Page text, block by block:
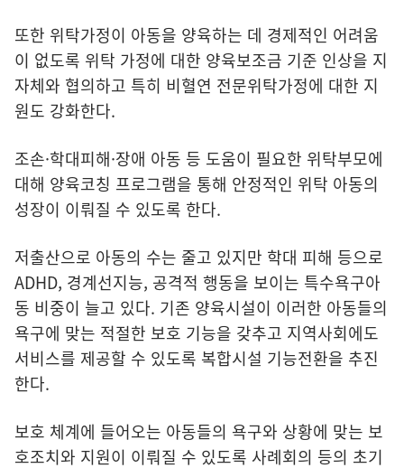
또한 위탁가정이 아동을 양육하는 데 경제적인 어려움
이 없도록 위탁 가정에 대한 양육보조금 기준 인상을 지
자체와 협의하고 특히 비혈연 전문위탁가정에 대한 지
원도 강화한다.
조손·학대피해·장애 아동 등 도움이 필요한 위탁부모에
대해 양육코칭 프로그램을 통해 안정적인 위탁 아동의
성장이 이뤄질 수 있도록 한다.
저출산으로 아동의 수는 줄고 있지만 학대 피해 등으로
ADHD, 경계선지능, 공격적 행동을 보이는 특수욕구아
동 비중이 늘고 있다. 기존 양육시설이 이러한 아동들의
욕구에 맞는 적절한 보호 기능을 갖추고 지역사회에도
서비스를 제공할 수 있도록 복합시설 기능전환을 추진
한다.
보호 체계에 들어오는 아동들의 욕구와 상황에 맞는 보
호조치와 지원이 이뤄질 수 있도록 사례회의 등의 초기